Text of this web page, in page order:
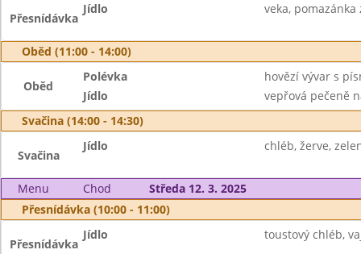
Přesnídávka
Jídlo veka, pomazánka
Oběd (11:00 - 14:00)
Oběd
Polévka
hovězí vývar s
Jídlo
vepřová pečeně
Svačina (14:00 - 14:30)
Svačina
Jídlo chléb, žerve,
Menu Chod
Středa 12. 3. 2025
Přesnídávka (10:00 - 11:00)
Přesnídávka
Jídlo toustový chléb,